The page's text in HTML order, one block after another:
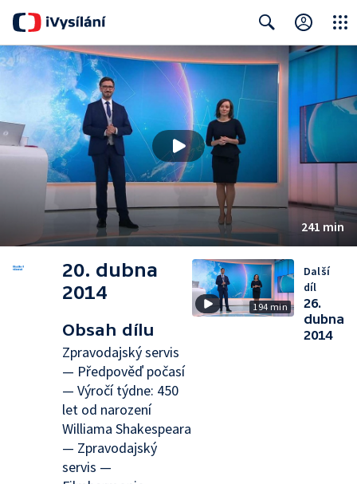
Search Close
241 min
20. dubna
2014
Obsah dílu
Zpravodajský servis
— Předpověď počasí
— Výročí týdne: 450
let od narození
Williama Shakespeara
— Zpravodajský
servis —
194 min
Další
díl
26.
dubna
2014